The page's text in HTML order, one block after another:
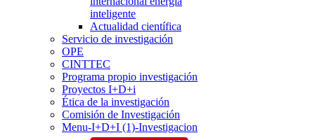
inteligente
Actualidad científica
Servicio de investigación
OPE
CINTTEC
Programa propio investigación
Proyectos I+D+i
Ética de la investigación
Comisión de Investigación
Menu-I+D+I (1)-Investigacion